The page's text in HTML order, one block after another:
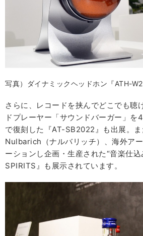
写真）ダイナミックヘッドホン『ATH-
さらに、レコードを挟んでどこでも聴
ドプレーヤー「サウンドバーガー」を
で復刻した『AT-SB2022』も出展。
Nulbarich（ナルバリッチ）、海外ア
ーションし企画・生産された“音楽仕
SPIRITS』も展示されています。